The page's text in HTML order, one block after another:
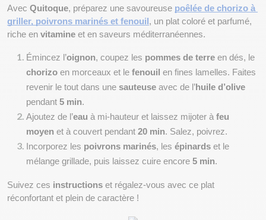
Avec Quitoque, préparez une savoureuse poêlée de chorizo à
griller, poivrons marinés et fenouil , un plat coloré et parfumé,
riche en vitamine et en saveurs méditerranéennes.
Émincez l’oignon, coupez les pommes de terre
chorizo en morceaux et le fenouil en fines lamelles. Faites
revenir le tout dans une sauteuse avec de l’huile d’olive
pendant 5 min.
Ajoutez de l’eau à mi-hauteur et laissez mijoter à feu
moyen et à couvert pendant 20 min. Salez, poivrez.
Incorporez les poivrons marinés, les épinards et le
mélange grillade, puis laissez cuire encore 5 min.
Suivez ces instructions et régalez-vous avec ce plat
réconfortant et plein de caractère !